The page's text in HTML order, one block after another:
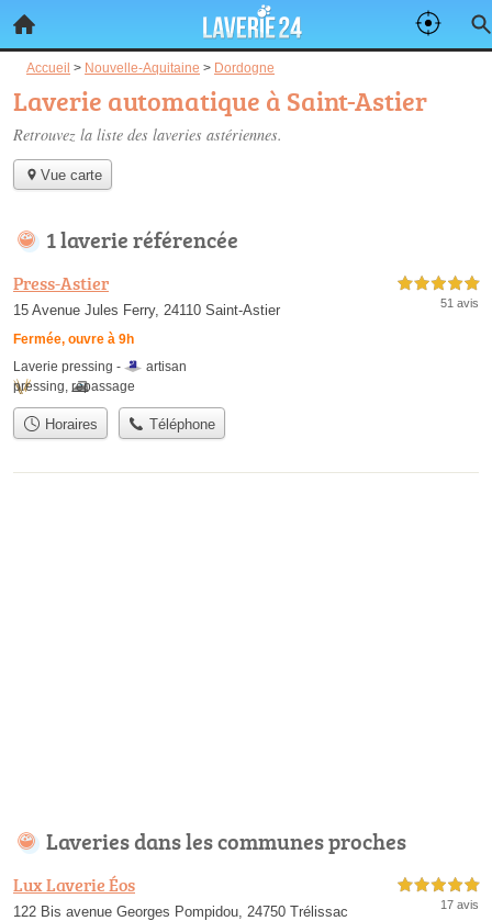
Accueil > Nouvelle-Aquitaine > Dordogne
Laverie automatique à Saint-Astier
Retrouvez la liste des laveries astériennes.
Vue carte
1 laverie référencée
Press-Astier
15 Avenue Jules Ferry, 24110 Saint-Astier
Fermée, ouvre à 9h
5,0 étoiles sur 5
51 avis
Laverie pressing -
artisan
pressing, repassage
Horaires Téléphone
Laveries dans les communes proches
Lux Laverie Éos
122 Bis avenue Georges Pompidou, 24750 Trélissac
5,0 étoiles sur 5
17 avis